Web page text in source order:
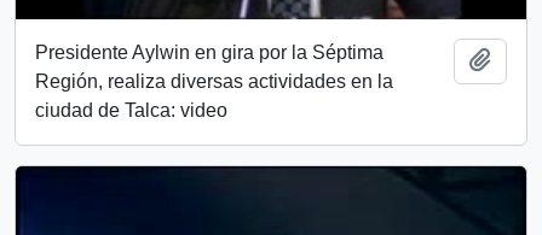
Presidente Aylwin en gira por la Séptima
Región, realiza diversas actividades en la
ciudad de Talca: video